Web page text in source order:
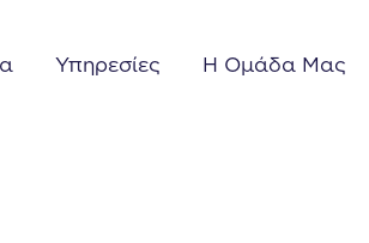
Υπηρεσίες Η Ομάδα Μας